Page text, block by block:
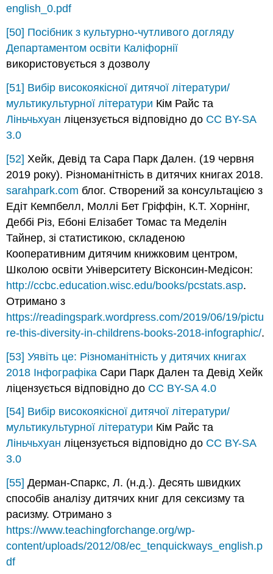
english_0.pdf
[50] Посібник з культурно-чутливого догляду
Департаментом освіти Каліфорнії
використовується з дозволу
[51] Вибір високоякісної дитячої літератури/
мультикультурної літератури Кім Райс та
Ліньчьхуан ліцензується відповідно до CC BY-SA
3.0
[52] Хейк, Девід та Сара Парк Дален. (19 червня
2019 року). Різноманітність в дитячих книгах 2018.
sarahpark.com блог. Створений за консультацією з
Едіт Кемпбелл, Моллі Бет Гріффін, К.Т. Хорнінг,
Деббі Різ, Ебоні Елізабет Томас та Меделін
Тайнер, зі статистикою, складеною
Кооперативним дитячим книжковим центром,
Школою освіти Університету Вісконсин-Медісон:
http://ccbc.education.wisc.edu/books/pcstats.asp.
Отримано з
https://readingspark.wordpress.com/2019/06/19/pictu
re-this-diversity-in-childrens-books-2018-infographic/.
[53] Уявіть це: Різноманітність у дитячих книгах
2018 Інфографіка Сари Парк Дален та Девід Хейк
ліцензується відповідно до CC BY-SA 4.0
[54] Вибір високоякісної дитячої літератури/
мультикультурної літератури Кім Райс та
Ліньчьхуан ліцензується відповідно до CC BY-SA
3.0
[55] Дерман-Спаркс, Л. (н.д.). Десять швидких
способів аналізу дитячих книг для сексизму та
расизму. Отримано з
https://www.teachingforchange.org/wp-
content/uploads/2012/08/ec_tenquickways_english.p
df